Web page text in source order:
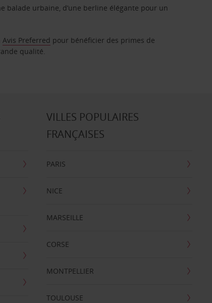
balade urbaine, d’une berline élégante pour un
Avis Preferred pour bénéficier des primes de
qualité.
VILLES POPULAIRES
FRANÇAISES
PARIS
NICE
MARSEILLE
CORSE
MONTPELLIER
TOULOUSE